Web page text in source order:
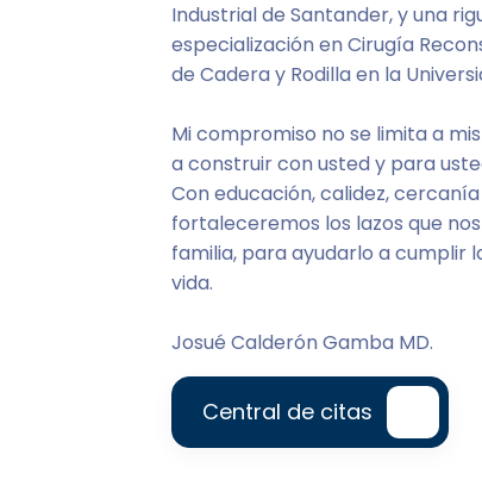
Industrial de Santander, y una
especialización en Cirugía
de Cadera y Rodilla en la
Mi compromiso no se limita a
a construir con usted y para
Con educación, calidez,
fortaleceremos los lazos que
familia, para ayudarlo a cumplir
vida.
Josué Calderón Gamba MD.
Central de citas